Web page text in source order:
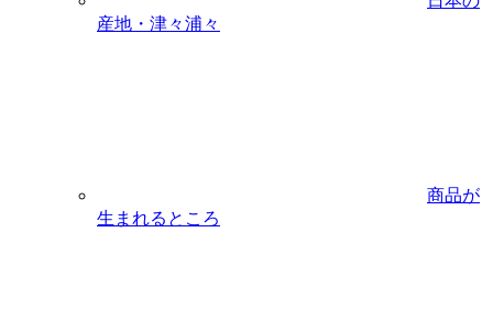
産地・津々浦々
商品が
生まれるところ